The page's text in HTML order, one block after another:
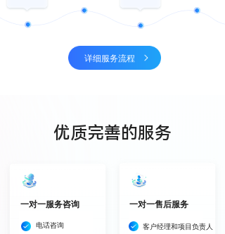
详细服务流程
一对一服务咨询
电话咨询
优质完善的服务
一对一售后服务
客户经理和项目负责人